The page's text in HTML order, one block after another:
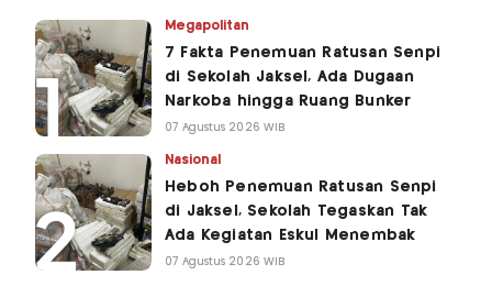
Megapolitan
7 Fakta Penemuan Ratusan Senpi
di Sekolah Jaksel, Ada Dugaan
Narkoba hingga Ruang Bunker
07 Agustus 2026 WIB
Nasional
Heboh Penemuan Ratusan Senpi
di Jaksel, Sekolah Tegaskan Tak
Ada Kegiatan Eskul Menembak
07 Agustus 2026 WIB